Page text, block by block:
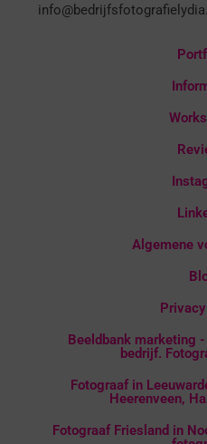
Algemene
Beeldbank marketing
bedrijf.
Fotograaf in
Heerenveen,
Fotograaf Friesland in